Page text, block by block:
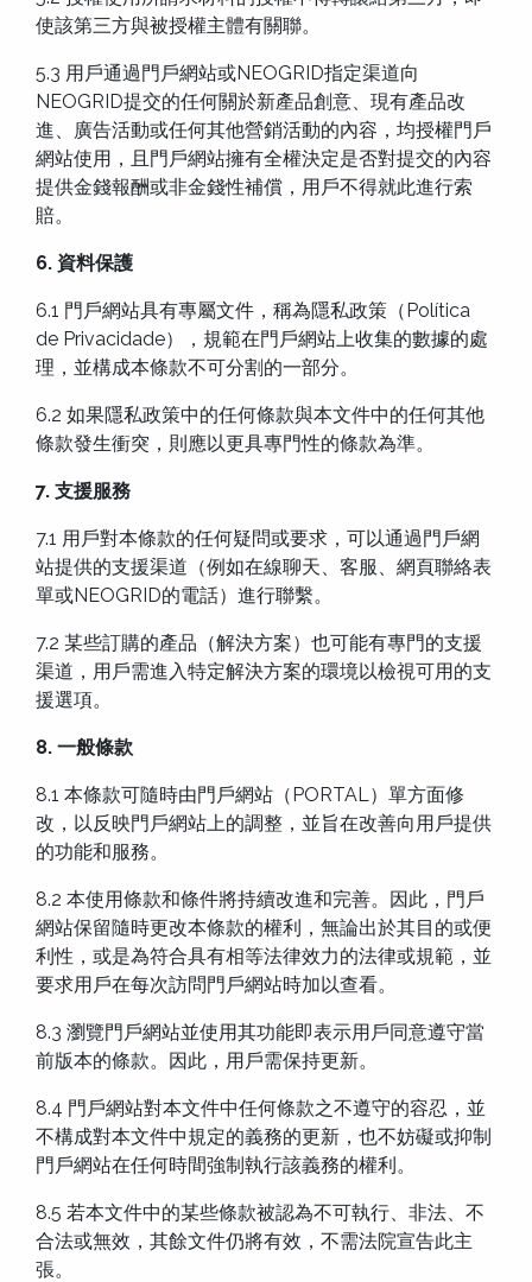
使該第三方與被授權主體有關聯。
5.3 用戶通過門戶網站或NEOGRID指定渠道向
NEOGRID提交的任何關於新產品創意、現有產品改
進、廣告活動或任何其他營銷活動的內容，均授權門戶
網站使用，且門戶網站擁有全權決定是否對提交的內容
提供金錢報酬或非金錢性補償，用戶不得就此進行索
賠。
6. 資料保護
6.1 門戶網站具有專屬文件，稱為隱私政策（Política
de Privacidade），規範在門戶網站上收集的數據的處
理，並構成本條款不可分割的一部分。
6.2 如果隱私政策中的任何條款與本文件中的任何其他
條款發生衝突，則應以更具專門性的條款為準。
7. 支援服務
7.1 用戶對本條款的任何疑問或要求，可以通過門戶網
站提供的支援渠道（例如在線聊天、客服、網頁聯絡表
單或NEOGRID的電話）進行聯繫。
7.2 某些訂購的產品（解決方案）也可能有專門的支援
渠道，用戶需進入特定解決方案的環境以檢視可用的支
援選項。
8. 一般條款
8.1 本條款可隨時由門戶網站（PORTAL）單方面修
改，以反映門戶網站上的調整，並旨在改善向用戶提供
的功能和服務。
8.2 本使用條款和條件將持續改進和完善。因此，門戶
網站保留隨時更改本條款的權利，無論出於其目的或便
利性，或是為符合具有相等法律效力的法律或規範，並
要求用戶在每次訪問門戶網站時加以查看。
8.3 瀏覽門戶網站並使用其功能即表示用戶同意遵守當
前版本的條款。因此，用戶需保持更新。
8.4 門戶網站對本文件中任何條款之不遵守的容忍，並
不構成對本文件中規定的義務的更新，也不妨礙或抑制
門戶網站在任何時間強制執行該義務的權利。
8.5 若本文件中的某些條款被認為不可執行、非法、不
合法或無效，其餘文件仍將有效，不需法院宣告此主
張。